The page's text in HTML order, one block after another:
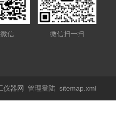
信 微信扫一扫
仪器网 管理登陆 sitemap.xml